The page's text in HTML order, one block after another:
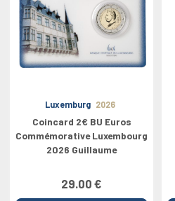
Luxemburg 2026
Coincard 2€ BU Euros
Commémorative Luxembourg
2026 Guillaume
29.00 €